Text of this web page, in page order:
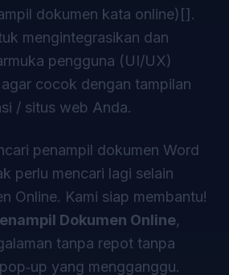
dokumen kata online)[].
mengintegrasikan dan
pengguna (UI/UX)
cocok dengan tampilan
/ situs web Anda.
penampil dokumen Word
perlu mencari lagi selain
Online. Kami siap membantu!
Dokumen Online,
tanpa repot tanpa
yang mengganggu.